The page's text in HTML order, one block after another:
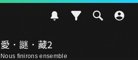
愛．謎．藏2
Nous finirons ensemble